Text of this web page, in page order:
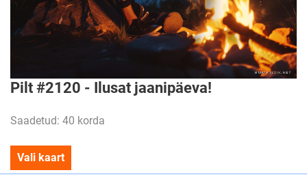
Pilt #2120 - Ilusat jaanipäeva!
Saadetud: 40 korda
Vali kaart